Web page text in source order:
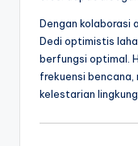
Dengan kolaborasi
Dedi optimistis
berfungsi optimal.
frekuensi bencana,
kelestarian